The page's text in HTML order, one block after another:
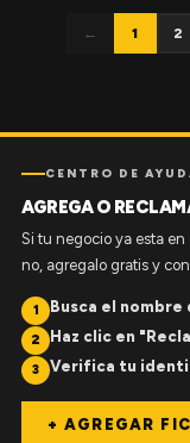
← 1 2
CENTRO DE
AGREGA O
Si tu negocio ya esta
no, agregalo gratis y
1 Busca el
2 Haz clic en
3 Verifica tu
+ AGREGAR